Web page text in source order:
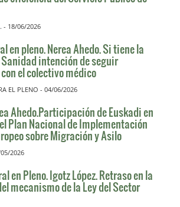
- 18/06/2026
en pleno. Nerea Ahedo. Si tiene la
intención de seguir
el colectivo médico
EL PLENO - 04/06/2026
Ahedo.Participación de Euskadi en
Plan Nacional de Implementación
sobre Migración y Asilo
2026
en Pleno. Igotz López. Retraso en la
mecanismo de la Ley del Sector